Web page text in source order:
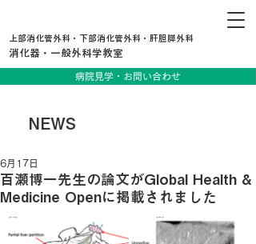
上部消化管外科・下部消化管外科・肝胆膵外科
消化器・一般外科学教室
病院見学・お問い合わせ
NEWS
百瀬博一先生の論文がGlobal Health &
Medicine Openに掲載されました
6月17日